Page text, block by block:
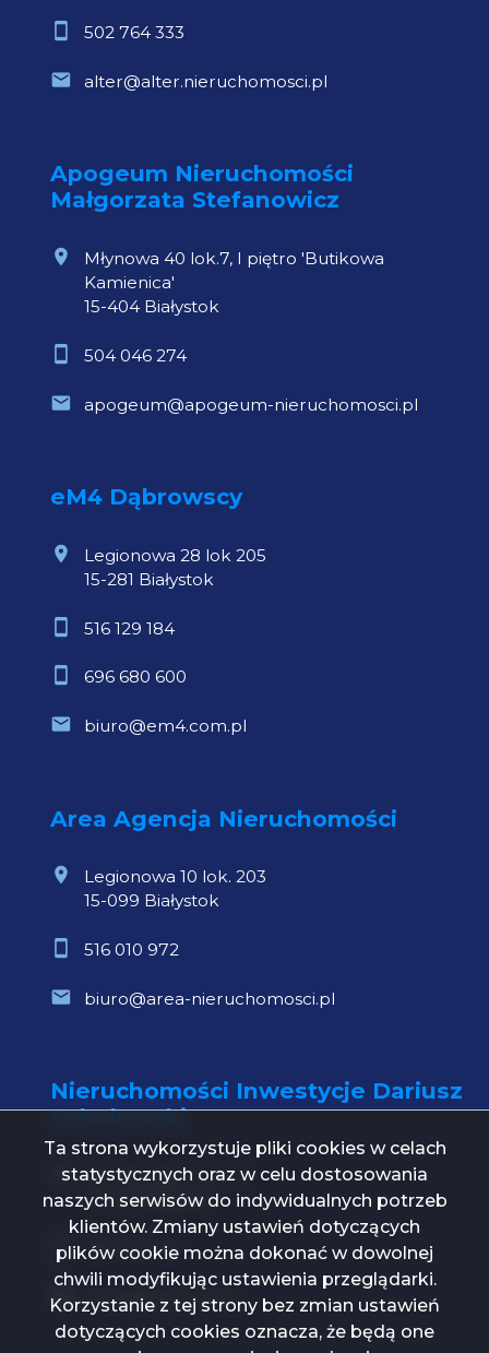
502 764 333
alter@alter.nieruchomosci.pl
Apogeum Nieruchomości
Małgorzata Stefanowicz
Młynowa 40 lok.7, I piętro 'Butikowa
Kamienica'
15-404 Białystok
504 046 274
apogeum@apogeum-nieruchomosci.pl
eM4 Dąbrowscy
Legionowa 28 lok 205
15-281 Białystok
516 129 184
696 680 600
biuro@em4.com.pl
Area Agencja Nieruchomości
Legionowa 10 lok. 203
15-099 Białystok
516 010 972
biuro@area-nieruchomosci.pl
Nieruchomości Inwestycje Dariusz
Sobolewski
Św. Mikołaja 1 lok. 21
15-419 Białystok
739 000 112
biuro@ni24.com.pl
Ta strona wykorzystuje pliki cookies w celach
statystycznych oraz w celu dostosowania
naszych serwisów do indywidualnych potrzeb
klientów. Zmiany ustawień dotyczących
plików cookie można dokonać w dowolnej
chwili modyfikując ustawienia przeglądarki.
Korzystanie z tej strony bez zmian ustawień
dotyczących cookies oznacza, że będą one